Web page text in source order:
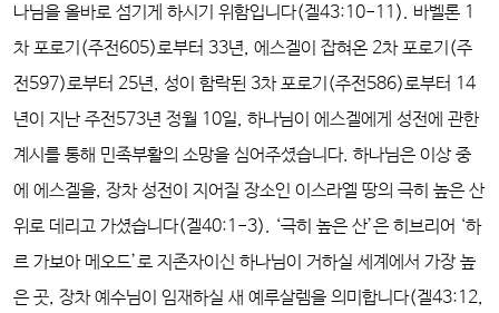
나님을 올바로 섬기게 하시기 위함입니다(겔43:10-11). 바벨론 1
차 포로기(주전605)로부터 33년, 에스겔이 잡혀온 2차 포로기(주
전597)로부터 25년, 성이 함락된 3차 포로기(주전586)로부터 14
년이 지난 주전573년 정월 10일, 하나님이 에스겔에게 성전에 관한
계시를 통해 민족부활의 소망을 심어주셨습니다. 하나님은 이상 중
에 에스겔을, 장차 성전이 지어질 장소인 이스라엘 땅의 극히 높은 산
위로 데리고 가셨습니다(겔40:1-3). ‘극히 높은 산’은 히브리어 ‘하
르 가보아 메오드’로 지존자이신 하나님이 거하실 세계에서 가장 높
은 곳, 장차 예수님이 임재하실 새 예루살렘을 의미합니다(겔43:12,